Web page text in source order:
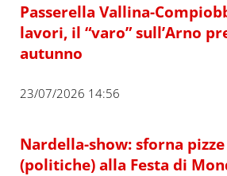
Passerella Vallina-
lavori, il “varo” sull’Arno
autunno
23/07/2026 14:56
Nardella-show: sforna
(politiche) alla Festa di